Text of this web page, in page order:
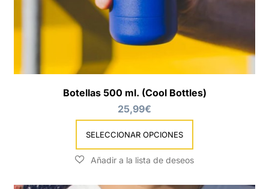
Botellas 500 ml. (Cool Bottles)
25,99€
SELECCIONAR OPCIONES